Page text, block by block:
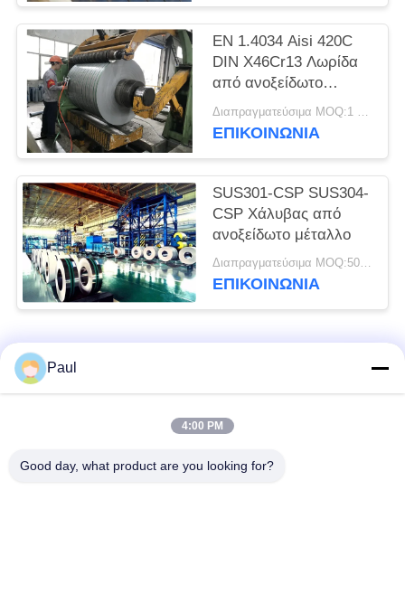
EN 1.4034 Aisi 420C
DIN X46Cr13 Λωρίδα
από ανοξείδωτο
χάλυβα ψυχρής
έλασης σε πηνίο
Διαπραγματεύσιμα MOQ:1 τόνος
ΕΠΙΚΟΙΝΩΝΊΑ
SUS301-CSP SUS304-
CSP Χάλυβας από
ανοξείδωτο μέταλλο
Διαπραγματεύσιμα MOQ:500 κλ
ΕΠΙΚΟΙΝΩΝΊΑ
Λαϊκή κατηγορία
Σκληραίνοντας
Paul
4:00 PM
Good day, what product are you looking for?